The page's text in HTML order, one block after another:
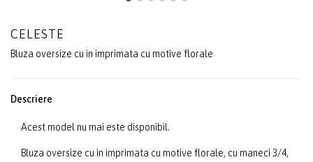
CELESTE
Bluza oversize cu in imprimata cu motive florale
Descriere
Acest model nu mai este disponibil.
Bluza oversize cu in imprimata cu motive florale, cu maneci 3/4,